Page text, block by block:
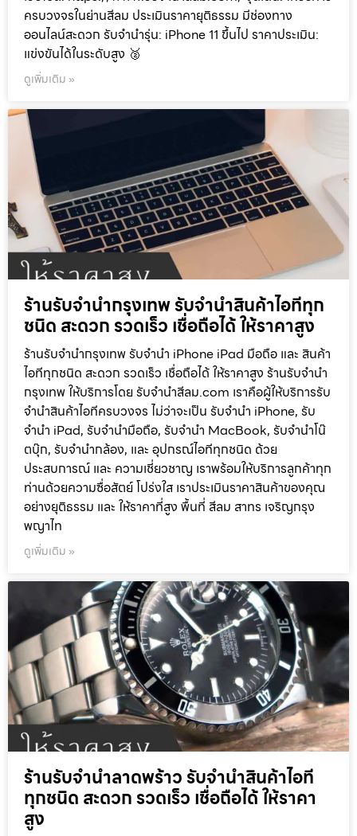
ครบวงจรในย่านสีลม ประเมินราคายุติธรรม มีช่องทาง
ออนไลน์สะดวก รับจำนำรุ่น: iPhone 11 ขึ้นไป ราคาประเมิน:
แข่งขันได้ในระดับสูง 🥈
ดูเพิ่มเติม »
ร้านรับจำนำกรุงเทพ รับจำนำสินค้าไอทีทุก
ชนิด สะดวก รวดเร็ว เชื่อถือได้ ให้ราคาสูง
ร้านรับจำนำกรุงเทพ รับจำนำ iPhone iPad มือถือ และ สินค้า
ไอทีทุกชนิด สะดวก รวดเร็ว เชื่อถือได้ ให้ราคาสูง ร้านรับจำนำ
กรุงเทพ ให้บริการโดย รับจํานําสีลม.com เราคือผู้ให้บริการรับ
จำนำสินค้าไอทีครบวงจร ไม่ว่าจะเป็น รับจำนำ iPhone, รับ
จำนำ iPad, รับจำนำมือถือ, รับจำนำ MacBook, รับจำนำโน๊
ตบุ๊ก, รับจำนำกล้อง, และ อุปกรณ์ไอทีทุกชนิด ด้วย
ประสบการณ์ และ ความเชี่ยวชาญ เราพร้อมให้บริการลูกค้าทุก
ท่านด้วยความซื่อสัตย์ โปร่งใส เราประเมินราคาสินค้าของคุณ
อย่างยุติธรรม และ ให้ราคาที่สูง พื้นที่ สีลม สาทร เจริญกรุง
พญาไท
ดูเพิ่มเติม »
ร้านรับจำนำลาดพร้าว รับจำนำสินค้าไอที
ทุกชนิด สะดวก รวดเร็ว เชื่อถือได้ ให้ราคา
สูง